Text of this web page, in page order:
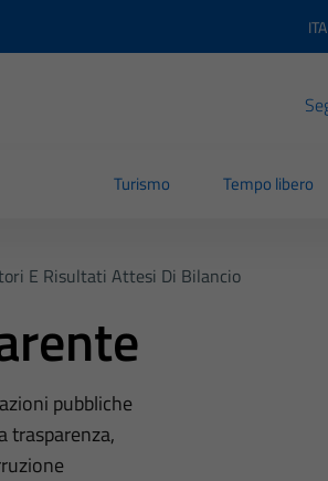
ITA
Turismo Tempo libero
E Risultati Attesi Di Bilancio
pubbliche
trasparenza,